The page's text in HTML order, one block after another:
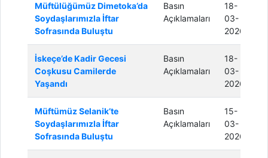
Müftülüğümüz Dimetoka’da
Soydaşlarımızla İftar
Sofrasında Buluştu
Basın
Açıklamaları
18-
03-
2026
İskeçe’de Kadir Gecesi
Coşkusu Camilerde
Yaşandı
Basın
Açıklamaları
18-
03-
2026
Müftümüz Selanik’te
Soydaşlarımızla İftar
Sofrasında Buluştu
Basın
Açıklamaları
15-
03-
2026